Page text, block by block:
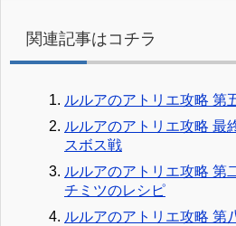
関連記事はコチラ
ルルアのアトリエ攻略 第
ルルアのアトリエ攻略 最
スボス戦
ルルアのアトリエ攻略 第
チミツのレシピ
ルルアのアトリエ攻略 第